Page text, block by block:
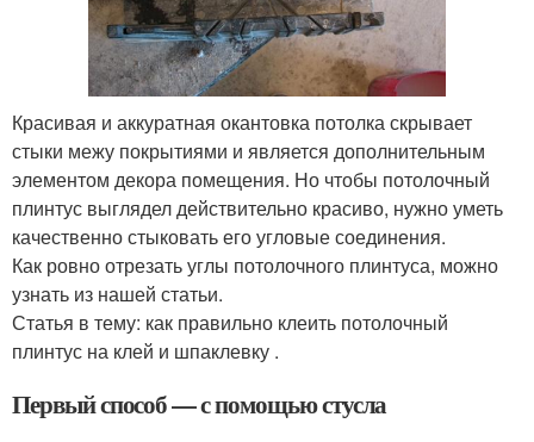
Красивая и аккуратная окантовка потолка скрывает
стыки межу покрытиями и является дополнительным
элементом декора помещения. Но чтобы потолочный
плинтус выглядел действительно красиво, нужно уметь
качественно стыковать его угловые соединения.
Как ровно отрезать углы потолочного плинтуса, можно
узнать из нашей статьи.
Статья в тему: как правильно клеить потолочный
плинтус на клей и шпаклевку .
Первый способ — с помощью стусла